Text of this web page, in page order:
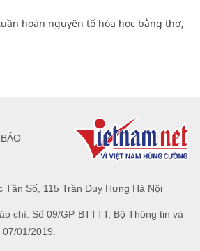
hoàn nguyên tố hóa học bằng thơ,
Tần Số, 115 Trần Duy Hưng Hà Nội
chí: Số 09/GP-BTTTT, Bộ Thông tin và
01/2019.